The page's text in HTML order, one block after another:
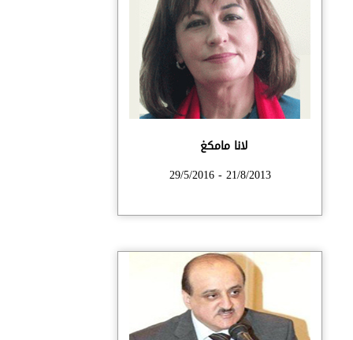
لانا مامكغ
21/8/2013 - 29/5/2016